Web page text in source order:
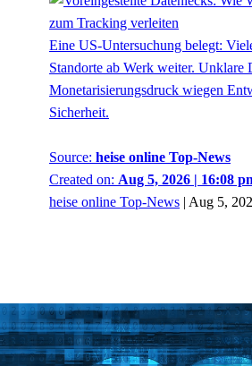
Eine US-Untersuchung belegt:
Standorte ab Werk weiter. Unklare
Monetarisierungsdruck wiegen
Sicherheit.
Source: heise online Top-News
Created on: Aug 5, 2026 | 16:08
heise online Top-News | Aug 5,